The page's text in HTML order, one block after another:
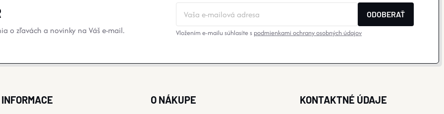
o zľavách a novinky na Váš e-mail.
ODOBERAŤ
Vložením e-mailu súhlasíte s podmienkami ochrany osobných údajov
INFORMACE O NÁKUPE KONTAKTNÉ ÚDAJE